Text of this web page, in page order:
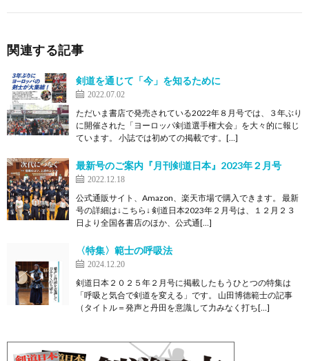
関連する記事
剣道を通じて「今」を知るために
2022.07.02
ただいま書店で発売されている2022年８月号では、３年ぶり
に開催された「ヨーロッパ剣道選手権大会」を大々的に報じ
ています。 小誌では初めての掲載です。[…]
最新号のご案内『月刊剣道日本』2023年２月号
2022.12.18
公式通販サイト、Amazon、楽天市場で購入できます。 最新
号の詳細は↓こちら↓ 剣道日本2023年２月号は、１２月２３
日より全国各書店のほか、公式通[…]
〈特集〉範士の呼吸法
2024.12.20
剣道日本２０２５年２月号に掲載したもうひとつの特集は
「呼吸と気合で剣道を変える」です。 山田博德範士の記事
（タイトル＝発声と丹田を意識して力みなく打ち[…]